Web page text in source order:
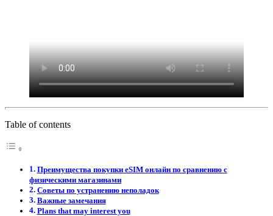
Table of contents
Преимущества покупки eSIM онлайн по сравнению с
физическими магазинами
Советы по устранению неполадок
Важные замечания
Plans that may interest you